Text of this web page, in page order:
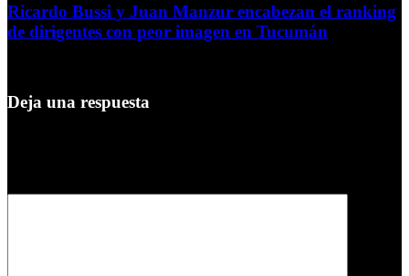
Ricardo Bussi y Juan Manzur encabezan el ranking
de dirigentes con peor imagen en Tucumán
Deja una respuesta